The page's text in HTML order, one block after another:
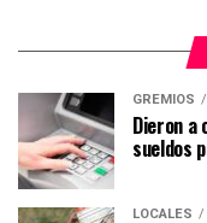
GREMIOS
Dieron a
sueldos
LOCALES